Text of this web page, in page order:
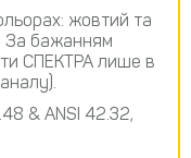
жовтий та
За бажанням
СПЕКТРА лише в
& ANSI 42.32,